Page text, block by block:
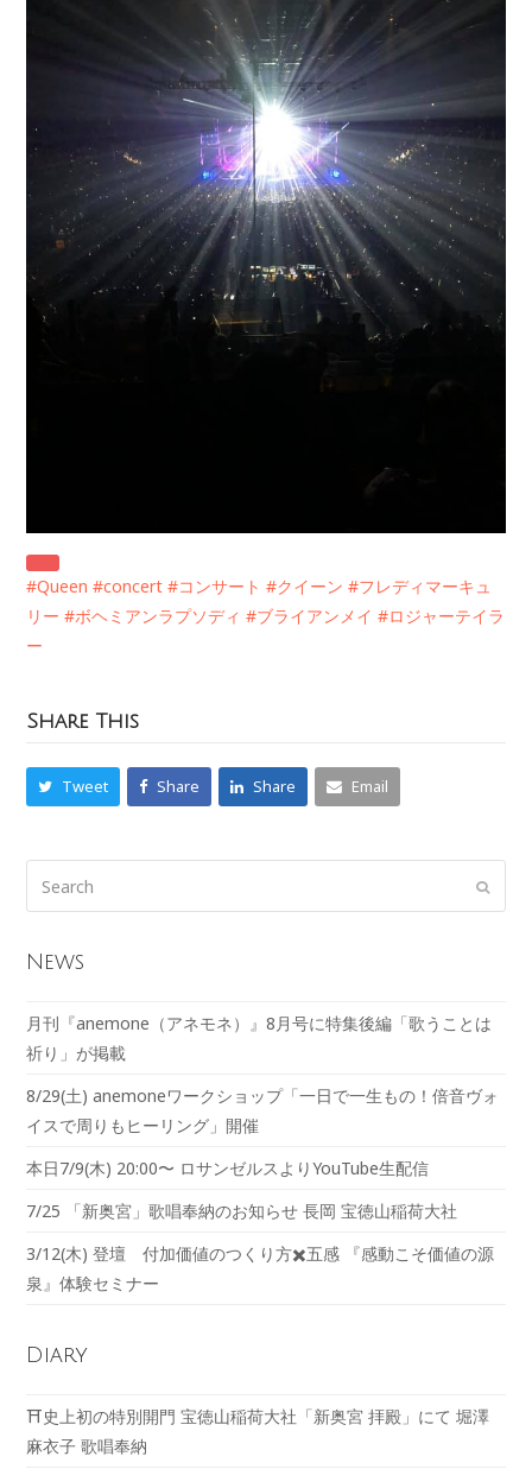
#Queen #concert #コンサート #クイーン #フレディマーキュ
リー #ボヘミアンラプソディ #ブライアンメイ #ロジャーテイラ
ー
Share This
Tweet Share Share Email
News
月刊『anemone（アネモネ）』8月号に特集後編「歌うことは
祈り」が掲載
8/29(土) anemoneワークショップ「一日で一生もの！倍音ヴォ
イスで周りもヒーリング」開催
本日7/9(木) 20:00〜 ロサンゼルスよりYouTube生配信
7/25 「新奥宮」歌唱奉納のお知らせ 長岡 宝徳山稲荷大社
3/12(木) 登壇 付加価値のつくり方✖️五感 『感動こそ価値の源
泉』体験セミナー
Diary
⛩️史上初の特別開門 宝徳山稲荷大社「新奥宮 拝殿」にて 堀澤
麻衣子 歌唱奉納